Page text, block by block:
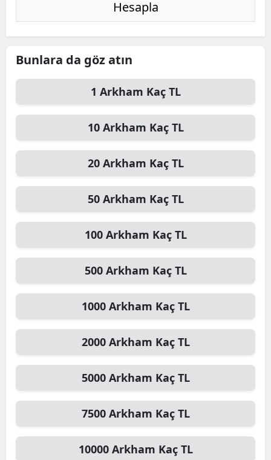
Hesapla
Bunlara da göz atın
1 Arkham Kaç TL
10 Arkham Kaç TL
20 Arkham Kaç TL
50 Arkham Kaç TL
100 Arkham Kaç TL
500 Arkham Kaç TL
1000 Arkham Kaç TL
2000 Arkham Kaç TL
5000 Arkham Kaç TL
7500 Arkham Kaç TL
10000 Arkham Kaç TL